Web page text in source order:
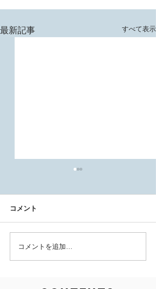
最新記事 すべて表示
月イチ＠ウェビナー／
7.24（金）開催 ［リノ
コメント
コメントを追加…